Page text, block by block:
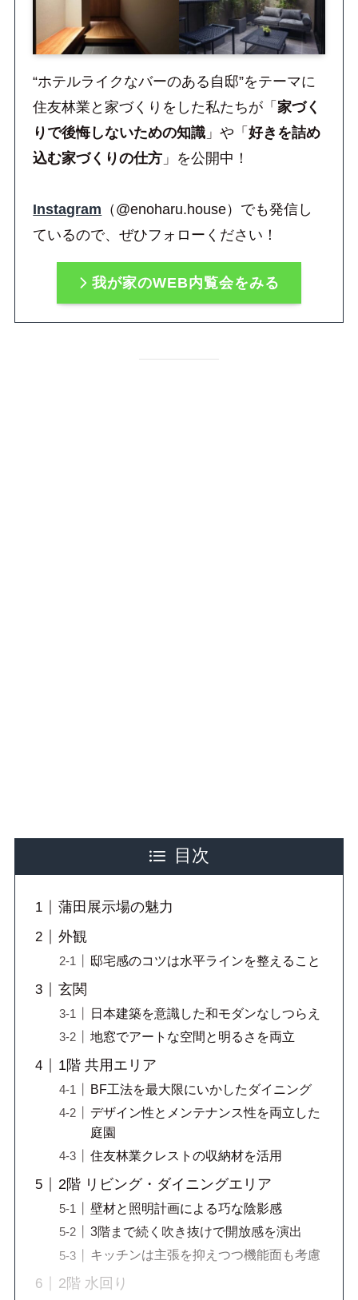
“ホテルライクなバーのある自邸”をテーマに
住友林業と家づくりをした私たちが「家づく
り で後悔しないための知識 」や「好きを詰め
込む家づくりの仕方 」を公開中！
Instagram （@enoharu.house）でも発信し
ているので、ぜひフォローください！
我が家のWEB内覧会をみる
目次
蒲田展示場の魅力
外観
邸宅感のコツは水平ラインを整えること
玄関
日本建築を意識した和モダンなしつらえ
地窓でアートな空間と明るさを両立
1階 共用エリア
BF工法を最大限にいかしたダイニング
デザイン性とメンテナンス性を両立した
庭園
住友林業クレストの収納材を活用
2階 リビング・ダイニングエリア
壁材と照明計画による巧な陰影感
3階まで続く吹き抜けで開放感を演出
キッチンは主張を抑えつつ機能面も考慮
2階 水回り